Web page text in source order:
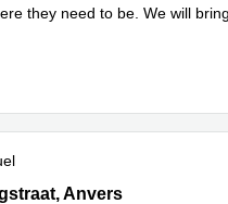
they need to be. We will
84, Anvers
Anvers